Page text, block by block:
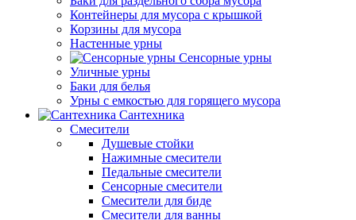
Контейнеры для мусора с крышкой
Корзины для мусора
Настенные урны
Сенсорные урны
Уличные урны
Баки для белья
Урны с емкостью для горящего мусора
Сантехника
Смесители
Душевые стойки
Нажимные смесители
Педальные смесители
Сенсорные смесители
Смесители для биде
Смесители для ванны